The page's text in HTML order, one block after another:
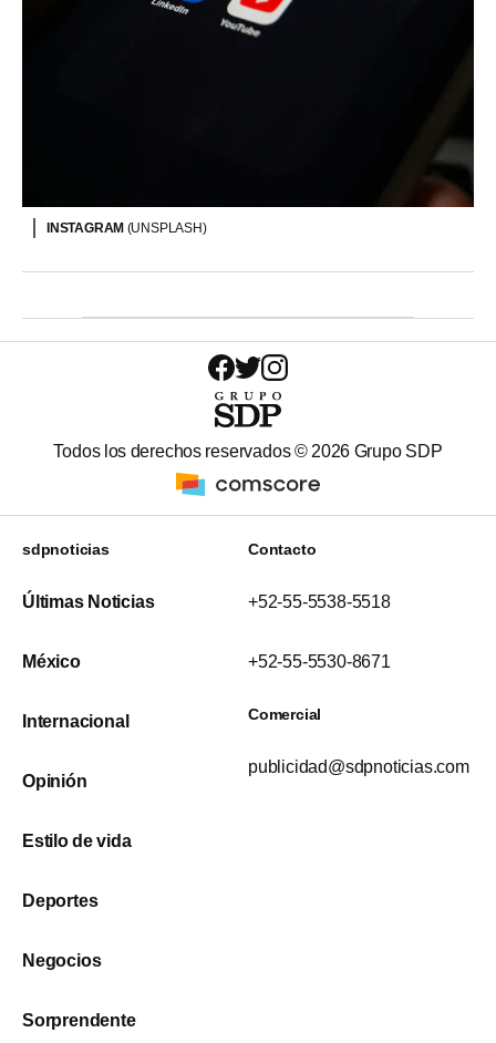
INSTAGRAM (UNSPLASH)
Todos los derechos reservados © 2026 Grupo SDP
sdpnoticias
Últimas Noticias
México
Internacional
Opinión
Estilo de vida
Deportes
Negocios
Sorprendente
Contacto
+52-55-5538-5518
+52-55-5530-8671
Comercial
publicidad@sdpnoticias.com